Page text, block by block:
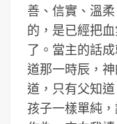
善、信實、溫
的，是已經把
了。當主的話
道那一時辰，
道，只有父知
孩子一樣單純